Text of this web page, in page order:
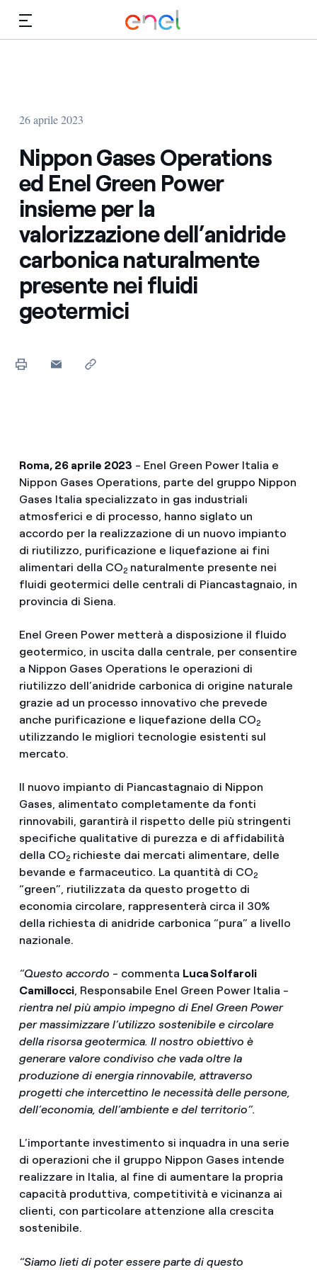
26 aprile 2023
Nippon Gases Operations
ed Enel Green Power
insieme per la
valorizzazione dell’anidride
carbonica naturalmente
presente nei fluidi
geotermici
Roma, 26 aprile 2023 - Enel Green Power Italia e
Nippon Gases Operations, parte del gruppo Nippon
Gases Italia specializzato in gas industriali
atmosferici e di processo, hanno siglato un
accordo per la realizzazione di un nuovo impianto
di riutilizzo, purificazione e liquefazione ai fini
alimentari della CO2naturalmente presente nei
fluidi geotermici delle centrali di Piancastagnaio, in
provincia di Siena.
Enel Green Power metterà a disposizione il fluido
geotermico, in uscita dalla centrale, per consentire
a Nippon Gases Operations le operazioni di
riutilizzo dell’anidride carbonica di origine naturale
grazie ad un processo innovativo che prevede
anche purificazione e liquefazione della CO2
utilizzando le migliori tecnologie esistenti sul
mercato.
Il nuovo impianto di Piancastagnaio di Nippon
Gases, alimentato completamente da fonti
rinnovabili, garantirà il rispetto delle più stringenti
specifiche qualitative di purezza e di affidabilità
della CO2richieste dai mercati alimentare, delle
bevande e farmaceutico. La quantità di CO2
“green”, riutilizzata da questo progetto di
economia circolare, rappresenterà circa il 30%
della richiesta di anidride carbonica “pura” a livello
nazionale.
“Questo accordo - commenta Luca Solfaroli
Camillocci, Responsabile Enel Green Power Italia -
rientra nel più ampio impegno di Enel Green Power
per massimizzare l’utilizzo sostenibile e circolare
della risorsa geotermica. Il nostro obiettivo è
generare valore condiviso che vada oltre la
produzione di energia rinnovabile, attraverso
progetti che intercettino le necessità delle persone,
dell’economia, dell’ambiente e del territorio”.
L’importante investimento si inquadra in una serie
di operazioni che il gruppo Nippon Gases intende
realizzare in Italia, al fine di aumentare la propria
capacità produttiva, competitività e vicinanza ai
clienti, con particolare attenzione alla crescita
sostenibile.
“Siamo lieti di poter essere parte di questo